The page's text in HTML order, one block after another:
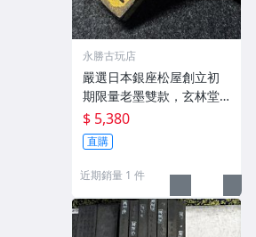
永勝古玩店
嚴選日本銀座松屋創立初
期限量老墨雙款，玄林堂
專為松屋打造，重量22.5
g，適合收藏及品味民國時
期古雅文化 文房用具 民國
古墨 收藏文玩
$ 5,380
直購
近期銷量 1 件